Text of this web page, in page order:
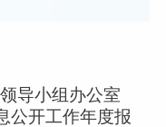
导小组办公室
公开工作年度报